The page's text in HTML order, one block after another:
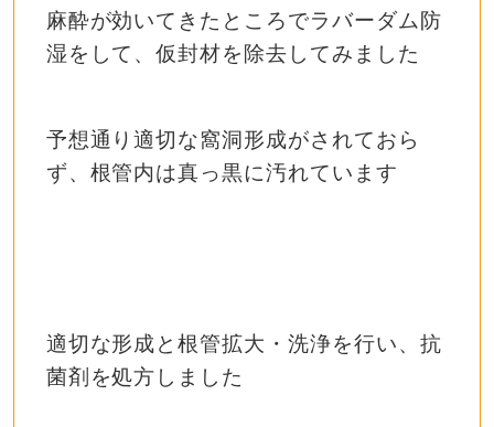
麻酔が効いてきたところでラバーダム防
湿をして、仮封材を除去してみました
予想通り適切な窩洞形成がされておら
ず、根管内は真っ黒に汚れています
適切な形成と根管拡大・洗浄を行い、抗
菌剤を処方しました